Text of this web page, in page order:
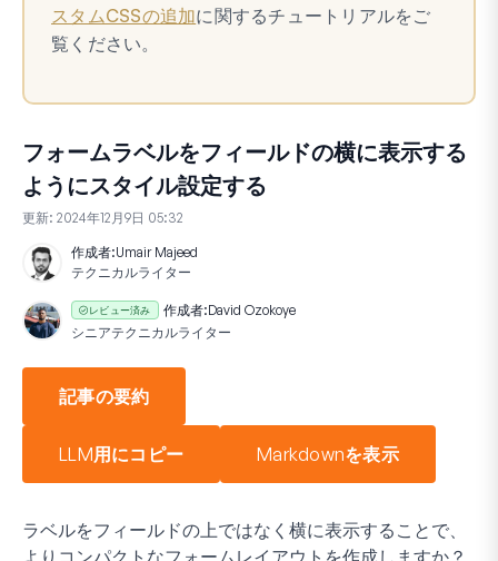
スタムCSSの追加に関するチュートリアルをご
覧ください。
フォームラベルをフィールドの横に表示する
ようにスタイル設定する
更新: 2024年12月9日 05:32
作成者:Umair Majeed
テクニカルライター
レビュー済み 作成者:David Ozokoye
シニアテクニカルライター
記事の要約
LLM用にコピー Markdownを表示
ラベルをフィールドの上ではなく横に表示することで、
よりコンパクトなフォームレイアウトを作成しますか？